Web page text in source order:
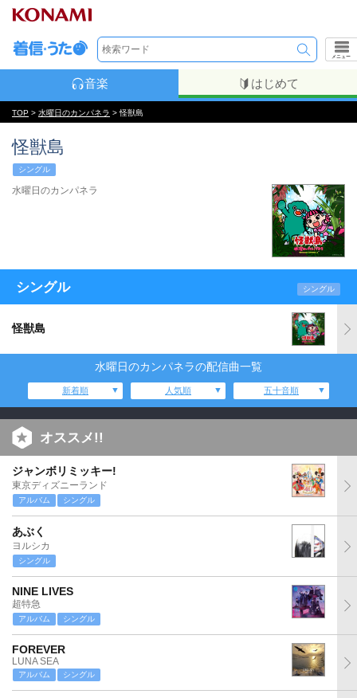
メニュー
音楽 はじめて
TOP > 水曜日のカンパネラ > 怪獣島
怪獣島
シングル
水曜日のカンパネラ
シングル シングル
怪獣島
水曜日のカンパネラの配信曲一覧
新着順 人気順 五十音順
オススメ!!
ジャンボリミッキー!
東京ディズニーランド
アルバム シングル
あぶく
ヨルシカ
シングル
NINE LIVES
超特急
アルバム シングル
FOREVER
LUNA SEA
アルバム シングル